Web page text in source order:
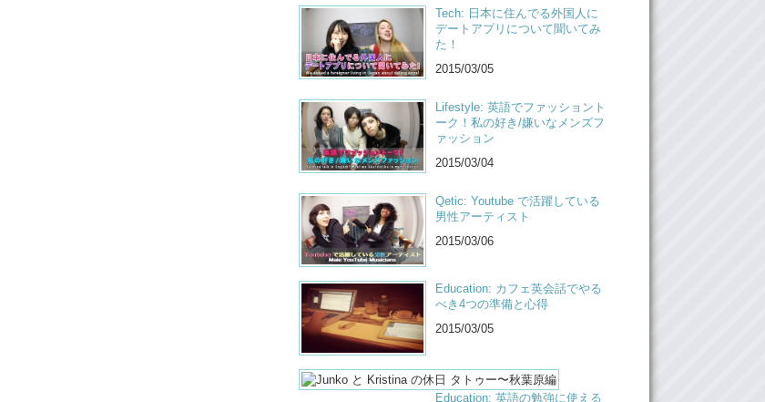
Kristina: at Donki Hote,
Junko: But the Donki Hote in Akihabara does have a
bigger cosplay section than um..the other Donki Hotes
Kristina: I’m hungry. Let’s go get food.
Junko: I’m sick.
Junko: We found costumes!
Kristina: Yay!
Junko: We’ll show you guys ..um..next time..maybe.
Kristina: Bye!
Junko: Bye!
Tech: 日本に住んでる外国人に
デートアプリについて聞いてみ
た！
2015/03/05
Lifestyle: 英語でファッショント
ーク！私の好き/嫌いなメンズフ
ァッション
2015/03/04
Qetic: Youtube で活躍している
男性アーティスト
2015/03/06
Education: カフェ英会話でやる
べき4つの準備と心得
2015/03/05
Education: 英語の勉強に使える